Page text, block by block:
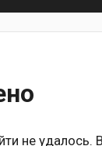
не удалось.